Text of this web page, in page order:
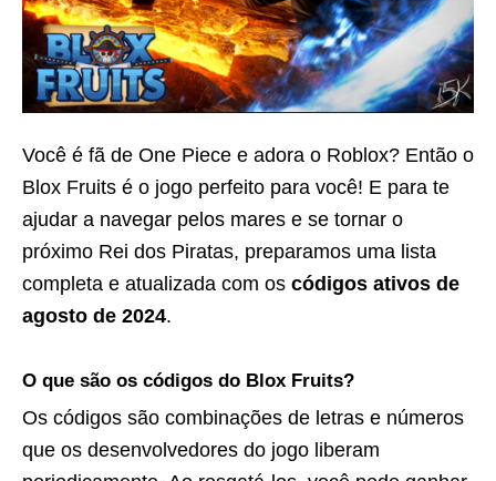
Você é fã de One Piece e adora o Roblox? Então o
Blox Fruits é o jogo perfeito para você! E para te
ajudar a navegar pelos mares e se tornar o
próximo Rei dos Piratas, preparamos uma lista
completa e atualizada com os códigos ativos de
agosto de 2024.
O que são os códigos do Blox Fruits?
Os códigos são combinações de letras e números
que os desenvolvedores do jogo liberam